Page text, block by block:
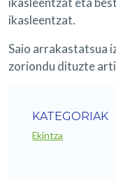
ikasleentzat.
Saio arrakastatsua
zoriondu dituzte
KATEGORIAK
Ekintza